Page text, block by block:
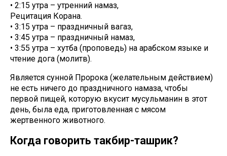
• 2:15 утра – утренний намаз,
Рецитация Корана.
• 3:15 утра – праздничный вагаз,
• 3:45 утра – праздничный намаз,
• 3:55 утра – хутба (проповедь) на арабском языке и
чтение дога (молитв).
Является сунной Пророка (желательным действием)
не есть ничего до праздничного намаза, чтобы
первой пищей, которую вкусит мусульманин в этот
день, была еда, приготовленная с мясом
жертвенного животного.
Когда говорить такбир-ташрик?